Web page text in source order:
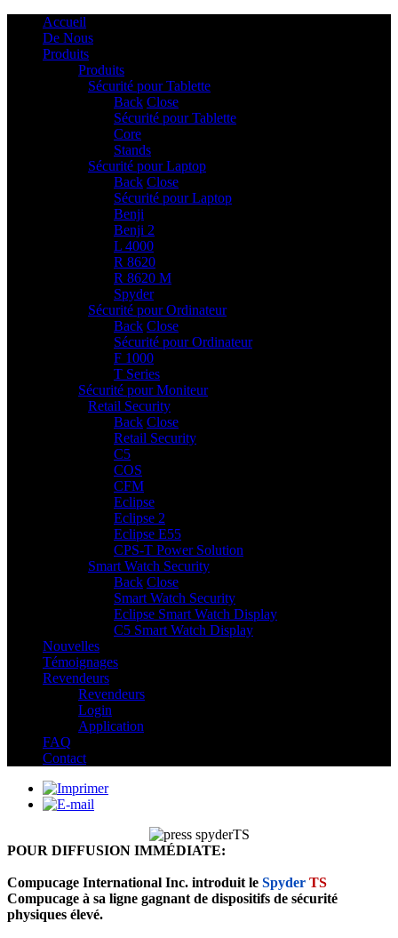
Accueil
De Nous
Produits
Produits
Sécurité pour Tablette
Back Close
Sécurité pour Tablette
Core
Stands
Sécurité pour Laptop
Back Close
Sécurité pour Laptop
Benji
Benji 2
L 4000
R 8620
R 8620 M
Spyder
Sécurité pour Ordinateur
Back Close
Sécurité pour Ordinateur
F 1000
T Series
Sécurité pour Moniteur
Retail Security
Back Close
Retail Security
C5
COS
CFM
Eclipse
Eclipse 2
Eclipse E55
CPS-T Power Solution
Smart Watch Security
Back Close
Smart Watch Security
Eclipse Smart Watch Display
C5 Smart Watch Display
Nouvelles
Témoignages
Revendeurs
Revendeurs
Login
Application
FAQ
Contact
POUR DIFFUSION IMMÉDIATE:
Compucage International Inc. introduit le Spyder TS
Compucage à sa ligne gagnant de dispositifs de sécurité
physiques élevé.